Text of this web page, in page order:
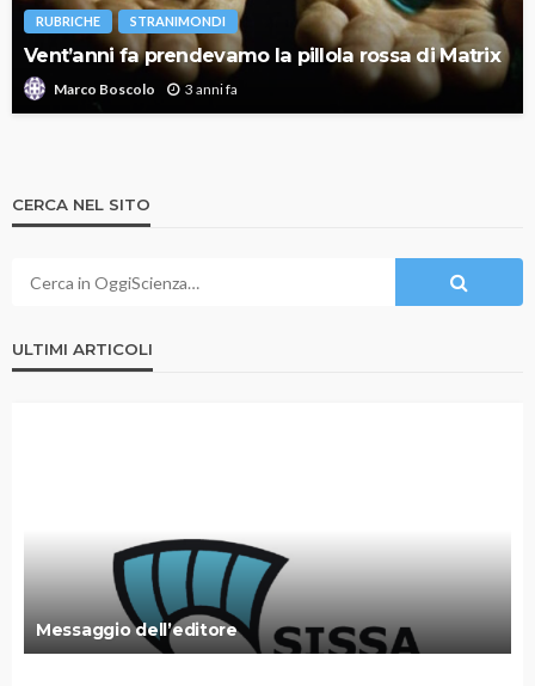
RUBRICHE STRANIMONDI
Vent’anni fa prendevamo la pillola rossa di Matrix
Marco Boscolo 3 anni fa
CERCA NEL SITO
ULTIMI ARTICOLI
Messaggio dell’editore